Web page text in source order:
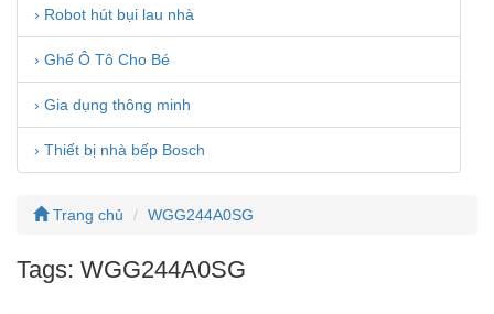
› Robot hút bụi lau nhà
› Ghế Ô Tô Cho Bé
› Gia dụng thông minh
› Thiết bị nhà bếp Bosch
Trang chủ WGG244A0SG
Tags: WGG244A0SG